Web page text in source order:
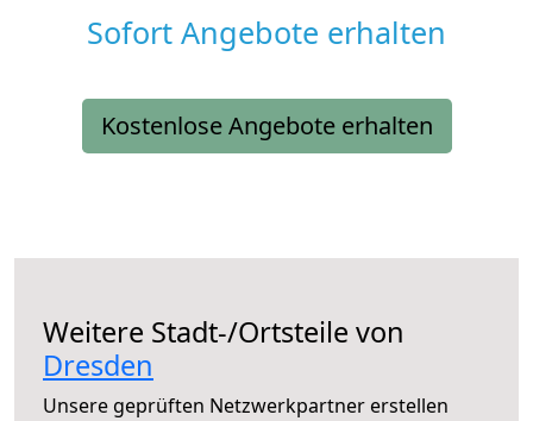
Sofort Angebote erhalten
Kostenlose Angebote erhalten
Weitere Stadt-/Ortsteile von
Dresden
Unsere geprüften Netzwerkpartner erstellen